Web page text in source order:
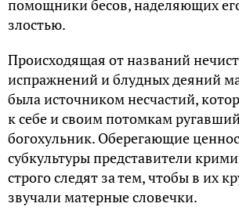
помощники бесов, наделяющих
злостью.
Происходящая от названий
испражнений и блудных деяний
была источником несчастий,
к себе и своим потомкам
богохульник. Оберегающие
субкультуры представители
строго следят за тем, чтобы в их
звучали матерные словечки.